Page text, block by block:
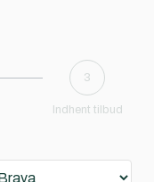
3
Indhent tilbud